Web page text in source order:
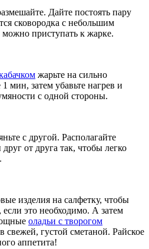
Дайте постоять пару
сковородка с небольшим
можно приступать к жарке.
жарьте на сильно
1 мин, затем убавьте нагрев и
с одной стороны.
с другой. Располагайте
от друга так, чтобы легко
изделия на салфетку, чтобы
это необходимо. А затем
оладьи с творогом
свежей, густой сметаной. Райское
аппетита!